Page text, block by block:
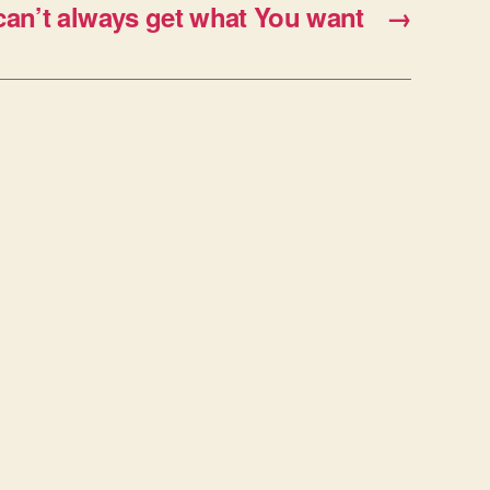
→
always get what You want